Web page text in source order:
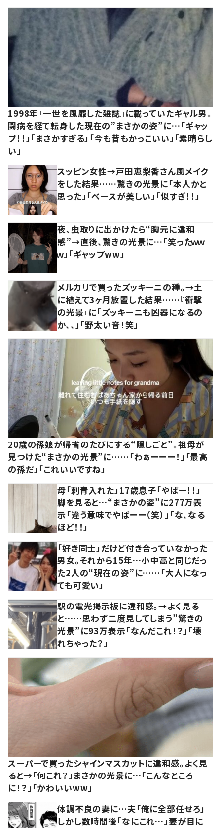
1998年『一世を風靡した雑誌』に載っていたギャル男。
闘病を経て転身した現在の”まさかの姿”に…「ギャッ
プ！！」「まさかすぎる」「今も昔もかっこいい」「素晴らし
い」
スッピン女性→戸田恵梨香さん風メイク
をした結果……驚きの光景に「本人かと
思った」「ベースが美しい」「似すぎ！！」
夜、虫取りに出かけたら“胸元に違和
感”→直後、驚きの光景に…「笑ったｗｗ
ｗ」「ギャップww」
メルカリで買ったズッキーニの種。→土
に植えて3ヶ月放置した結果……『衝撃
の光景』に「ズッキーニも凶器になるの
か、、」「野太い音！笑」
20歳の孫娘が帰省のたびにする“隠しごと”。祖母が
見つけた“まさかの光景”に……「わぁーーー！」「最高
の孫だ」「これいいですね」
母「刺青入れた」17歳息子「やばー！！」
脚を見ると…“まさかの姿”に277万表
示「違う意味でやばーー（笑）」「な、なる
ほど！！」
「好き同士」だけど付き合っていなかった
男女。それから15年…小中高と同じだっ
た2人の“現在の姿”に……「大人になっ
ても可愛い」
駅の電光掲示板に違和感。→よく見る
と……思わず二度見してしまう”驚きの
光景”に93万表示「なんだこれ！？」「壊
れちゃった？」
スーパーで買ったシャインマスカットに違和感。よく見
ると→「何これ？」まさかの光景に…「こんなところ
に！？」「かわいいww」
体調不良の妻に…夫「俺に全部任せろ」
しかし数時間後「なにこれ…」妻が目に